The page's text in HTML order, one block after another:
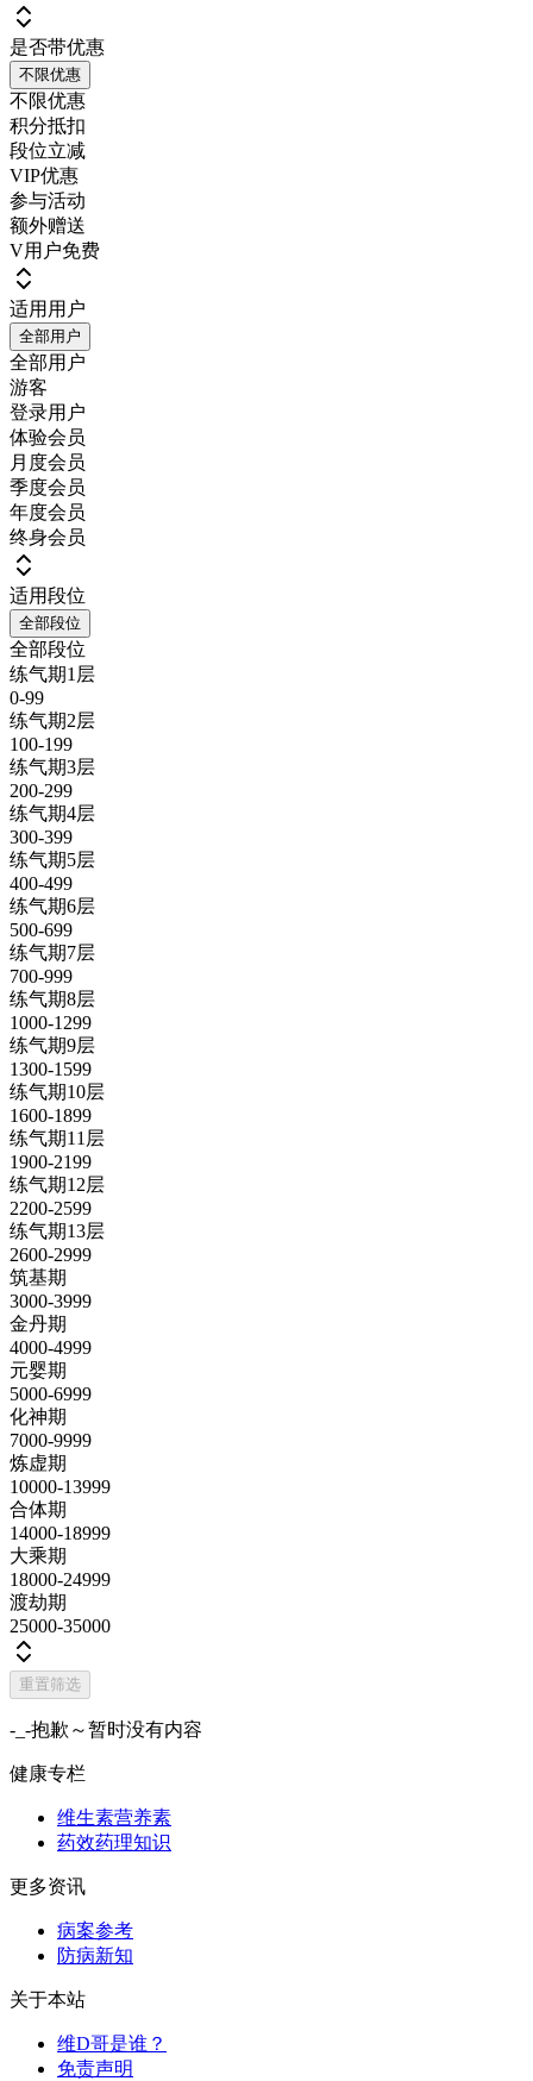
是否带优惠
不限优惠
不限优惠
积分抵扣
段位立减
VIP优惠
参与活动
额外赠送
V用户免费
适用用户
全部用户
全部用户
游客
登录用户
体验会员
月度会员
季度会员
年度会员
终身会员
适用段位
全部段位
全部段位
练气期1层
0-99
练气期2层
100-199
练气期3层
200-299
练气期4层
300-399
练气期5层
400-499
练气期6层
500-699
练气期7层
700-999
练气期8层
1000-1299
练气期9层
1300-1599
练气期10层
1600-1899
练气期11层
1900-2199
练气期12层
2200-2599
练气期13层
2600-2999
筑基期
3000-3999
金丹期
4000-4999
元婴期
5000-6999
化神期
7000-9999
炼虚期
10000-13999
合体期
14000-18999
大乘期
18000-24999
渡劫期
25000-35000
重置筛选
-_-抱歉～暂时没有内容
健康专栏
维生素营养素
药效药理知识
更多资讯
病案参考
防病新知
关于本站
维D哥是谁？
免责声明